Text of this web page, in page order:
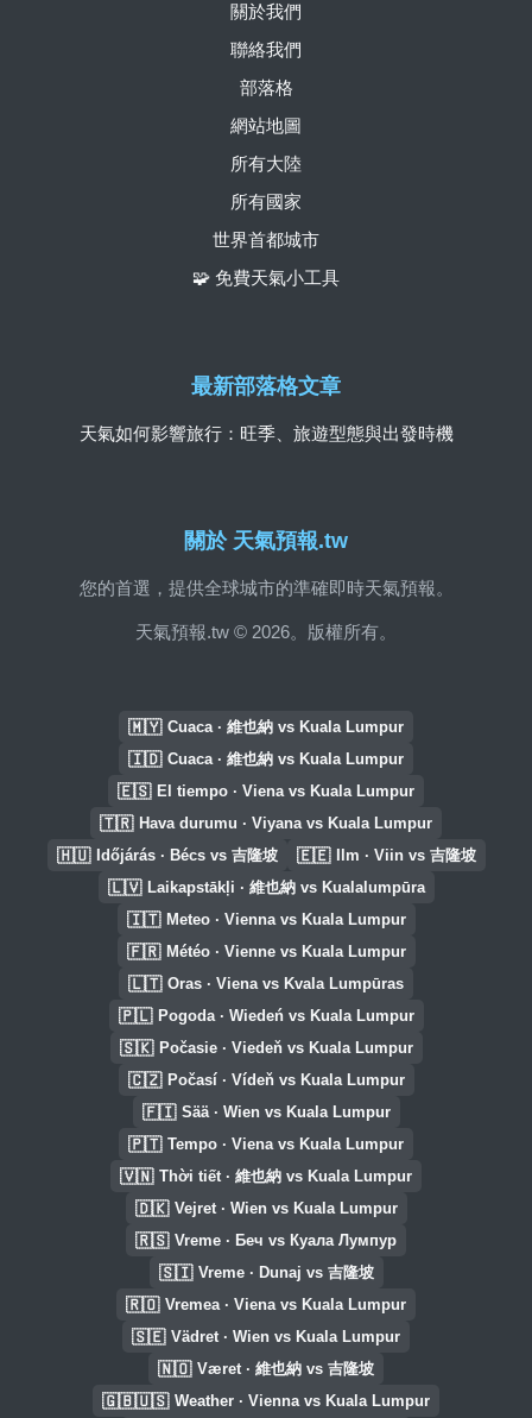
關於 天氣預報.tw
您的首選，提供全球城市的準確即時天氣預報。
天氣預報.tw © 2026。版權所有。
關於我們
聯絡我們
部落格
網站地圖
所有大陸
所有國家
世界首都城市
🧩 免費天氣小工具
最新部落格文章
天氣如何影響旅行：旺季、旅遊型態與出發時機
🇲🇾 Cuaca · 維也納 vs Kuala Lumpur
🇮🇩 Cuaca · 維也納 vs Kuala Lumpur
🇪🇸 El tiempo · Viena vs Kuala Lumpur
🇹🇷 Hava durumu · Viyana vs Kuala Lumpur
🇭🇺 Időjárás · Bécs vs 吉隆坡 🇪🇪 Ilm · Viin vs 吉隆坡
🇱🇻 Laikapstākļi · 維也納 vs Kualalumpūra
🇮🇹 Meteo · Vienna vs Kuala Lumpur
🇫🇷 Météo · Vienne vs Kuala Lumpur
🇱🇹 Oras · Viena vs Kvala Lumpūras
🇵🇱 Pogoda · Wiedeń vs Kuala Lumpur
🇸🇰 Počasie · Viedeň vs Kuala Lumpur
🇨🇿 Počasí · Vídeň vs Kuala Lumpur
🇫🇮 Sää · Wien vs Kuala Lumpur
🇵🇹 Tempo · Viena vs Kuala Lumpur
🇻🇳 Thời tiết · 維也納 vs Kuala Lumpur
🇩🇰 Vejret · Wien vs Kuala Lumpur
🇷🇸 Vreme · Беч vs Куала Лумпур
🇸🇮 Vreme · Dunaj vs 吉隆坡
🇷🇴 Vremea · Viena vs Kuala Lumpur
🇸🇪 Vädret · Wien vs Kuala Lumpur
🇳🇴 Været · 維也納 vs 吉隆坡
🇬🇧🇺🇸 Weather · Vienna vs Kuala Lumpur